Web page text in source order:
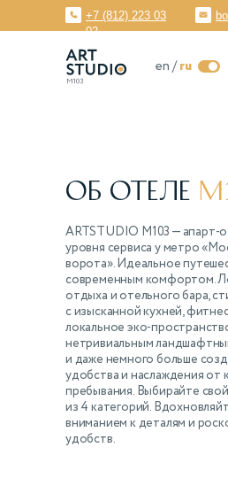
+7 (812) 223 03
02
en /ru
ru
ARTSTUDIO M103 — апарт-
уровня сервиса у метро
ворота». Идеальное
современным комфортом.
отдыха и отельного бара,
с изысканной кухней,
локальное эко-
нетривиальным
и даже немного больше
удобства и наслаждения от
пребывания. Выбирайте
из 4 категорий.
вниманием к деталям и
удобств.
Об отеле